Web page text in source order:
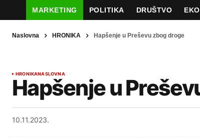
MARKETING POLITIKA DRUŠTVO
Naslovna HRONIKA Hapšenje u Preševu zbog droge
HRONIKANASLOVNA
Hapšenje u
10.11.2023.